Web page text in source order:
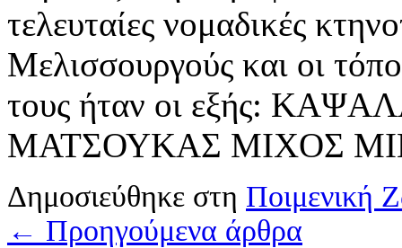
τελευταίες νομαδικές
Μελισσουργούς και οι
τους ήταν οι εξής:
ΜΑΤΣΟΥΚΑΣ ΜΙΧΟΣ
Δημοσιεύθηκε στη Ποιμενική
← Προηγούμενα άρθρα